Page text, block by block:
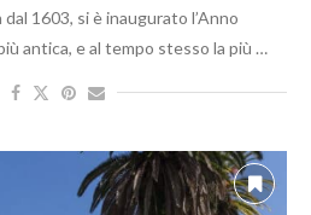
1603, si è inaugurato l’Anno
antica, e al tempo stesso la più …